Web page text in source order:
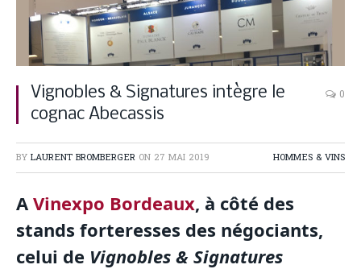
Vignobles & Signatures intègre le
cognac Abecassis
0
BY LAURENT BROMBERGER ON 27 MAI 2019 HOMMES & VINS
A Vinexpo Bordeaux, à côté des
stands forteresses des négociants,
celui de Vignobles & Signatures